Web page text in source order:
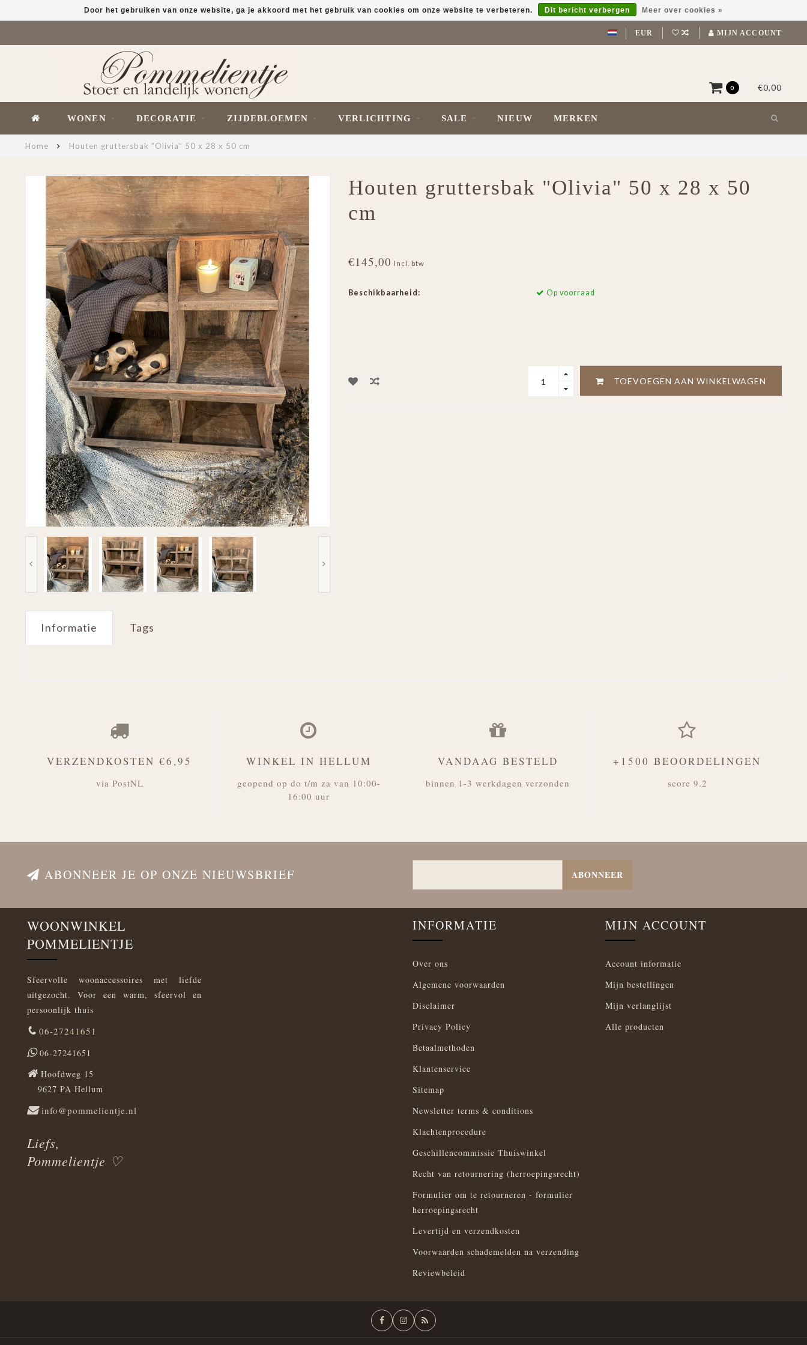
EUR MIJN ACCOUNT
0 €0,00
WONEN DECORATIE ZIJDEBLOEMEN VERLICHTING SALE NIEUW MERKEN
Home Houten gruttersbak "Olivia" 50 x 28 x 50 cm
Houten gruttersbak "Olivia" 50 x 28 x 50
cm
€145,00 Incl. btw
Beschikbaarheid: Op voorraad
TOEVOEGEN AAN WINKELWAGEN
Informatie Tags
Door het gebruiken van onze website, ga je akkoord met het gebruik van cookies om onze website te verbeteren. Dit bericht verbergen Meer over cookies »
VERZENDKOSTEN €6,95
via PostNL
WINKEL IN HELLUM
geopend op do t/m za van 10:00-
16:00 uur
VANDAAG BESTELD
binnen 1-3 werkdagen verzonden
+1500 BEOORDELINGEN
score 9.2
ABONNEER JE OP ONZE NIEUWSBRIEF ABONNEER
WOONWINKEL
POMMELIENTJE
Sfeervolle woonaccessoires met liefde
uitgezocht. Voor een warm, sfeervol en
persoonlijk thuis
06-27241651
06-27241651
Hoofdweg 15
9627 PA Hellum
info@pommelientje.nl
Liefs,
Pommelientje ♡
INFORMATIE
Over ons
Algemene voorwaarden
Disclaimer
Privacy Policy
Betaalmethoden
Klantenservice
Sitemap
Newsletter terms & conditions
Klachtenprocedure
Geschillencommissie Thuiswinkel
Recht van retournering (herroepingsrecht)
Formulier om te retourneren - formulier
herroepingsrecht
Levertijd en verzendkosten
Voorwaarden schademelden na verzending
Reviewbeleid
MIJN ACCOUNT
Account informatie
Mijn bestellingen
Mijn verlanglijst
Alle producten